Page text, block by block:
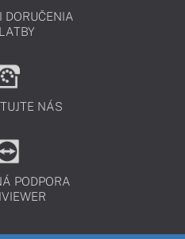
DORUČENIA
NÁS
PODPORA